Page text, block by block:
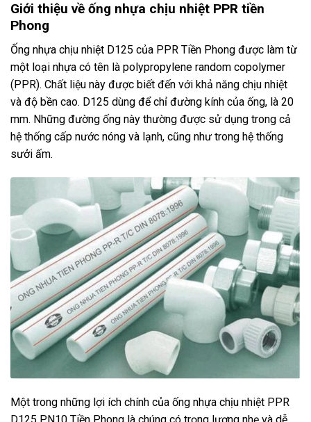
Giới thiệu về ống nhựa chịu nhiệt PPR tiền
Phong
Ống nhựa chịu nhiệt D125 của PPR Tiền Phong được làm từ
một loại nhựa có tên là polypropylene random copolymer
(PPR). Chất liệu này được biết đến với khả năng chịu nhiệt
và độ bền cao. D125 dùng để chỉ đường kính của ống, là 20
mm. Những đường ống này thường được sử dụng trong cả
hệ thống cấp nước nóng và lạnh, cũng như trong hệ thống
sưởi ấm.
Một trong những lợi ích chính của ống nhựa chịu nhiệt PPR